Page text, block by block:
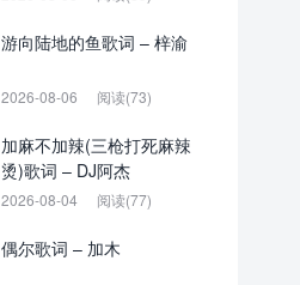
游向陆地的鱼歌词 – 梓渝
2026-08-06 阅读(73)
加麻不加辣(三枪打死麻辣
烫)歌词 – DJ阿杰
2026-08-04 阅读(77)
偶尔歌词 – 加木